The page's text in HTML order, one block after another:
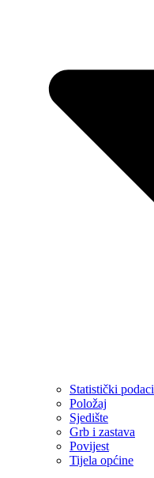
Statistički podaci
Položaj
Sjedište
Grb i zastava
Povijest
Tijela općine